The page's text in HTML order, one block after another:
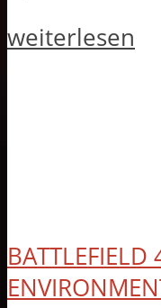
weiterlesen
BATTLEFIELD